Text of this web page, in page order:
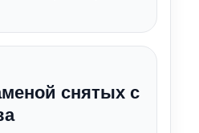
снятых с